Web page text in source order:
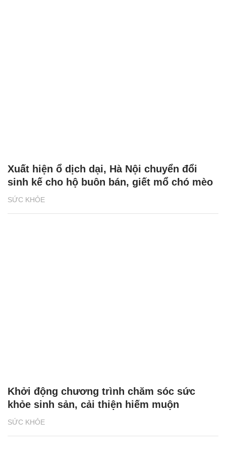
SỨC KHỎE
Xuất hiện ổ dịch dại, Hà Nội chuyển đổi
sinh kế cho hộ buôn bán, giết mổ chó mèo
SỨC KHỎE
Khởi động chương trình chăm sóc sức
khỏe sinh sản, cải thiện hiếm muộn